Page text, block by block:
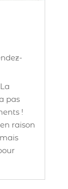
pas
!
raison